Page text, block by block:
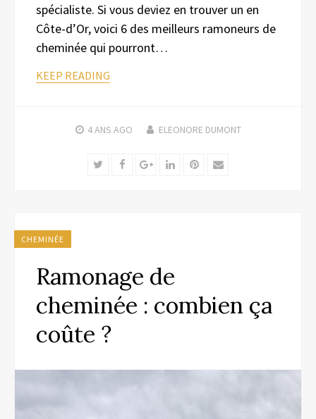
spécialiste. Si vous deviez en trouver un en
Côte-d’Or, voici 6 des meilleurs ramoneurs de
cheminée qui pourront…
KEEP READING
4 ANS AGO ELEONORE DUMONT
TwitterFacebookGoogle+LinkedInPinterest
Email
CHEMINÉE
Ramonage de
cheminée : combien ça
coûte ?